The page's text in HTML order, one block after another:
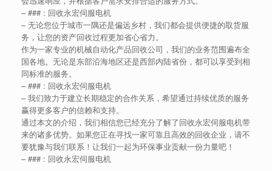
– ### : 回收永宏伺服电机
– 无论您位于城市一隅还是偏远乡村，我们都会提供便捷的取货服
务，让您的资产回收过程更加省心省力。
作为一家专业的机械自动化产品回收公司，我们的业务范围遍布全
国各地。无论是东部沿海地区还是西部内陆省份，都可以享受到相
同标准的服务。
– ### : 回收永宏伺服电机
– 我们致力于建立长期稳定的合作关系，希望通过持续优质的服务
赢得更多客户的信赖和支持。
通过本文的介绍，我们相信您已经充分了解了回收永宏伺服电机带
来的诸多优势。如果您正在寻找一家可靠且高效的回收企业，请不
要犹豫与我们联系！让我们一起为环保事业贡献一份力量吧！
– ### : 回收永宏伺服电机